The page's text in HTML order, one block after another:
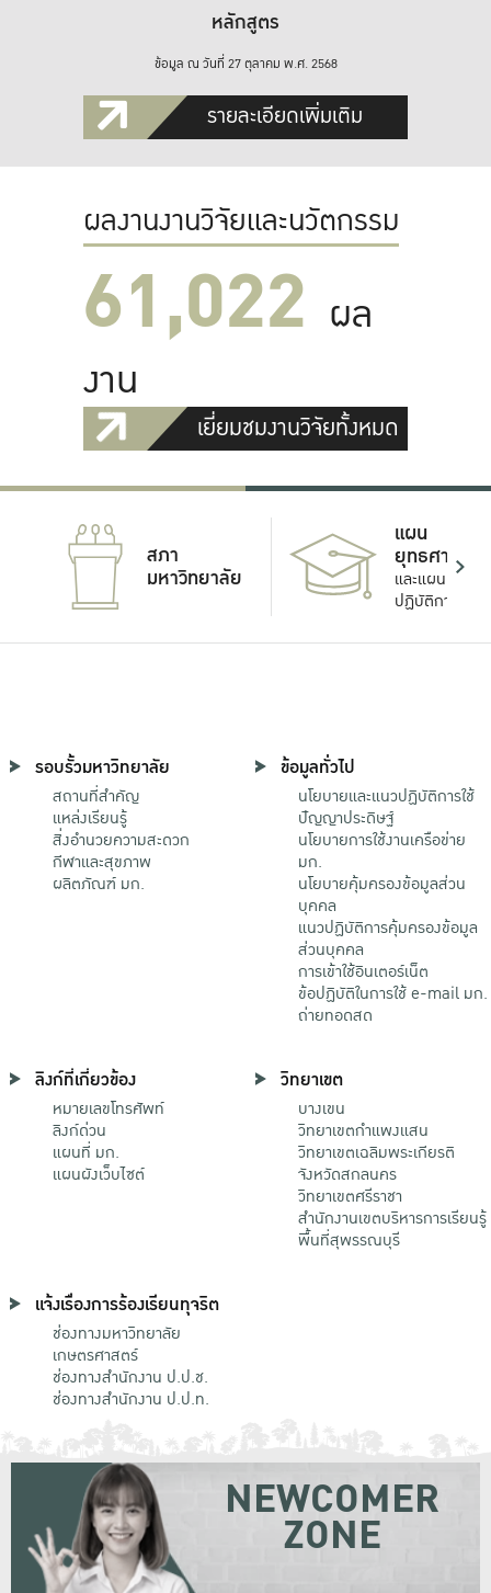
หลักสูตร
ข้อมูล ณ วันที่ 27 ตุลาคม พ.ศ. 2568
รายละเอียดเพิ่มเติม
ผลงานงานวิจัยและนวัตกรรม
61,022 ผล
งาน
เยี่ยมชมงานวิจัยทั้งหมด
สภา
มหาวิทยาลัย
แผน
ยุทธศาสตร์
และแผน
ปฏิบัติการ
รอบรั้วมหาวิทยาลัย
สถานที่สำคัญ
แหล่งเรียนรู้
สิ่งอำนวยความสะดวก
กีฬาและสุขภาพ
ผลิตภัณฑ์ มก.
ข้อมูลทั่วไป
นโยบายและแนวปฏิบัติการใช้
ปัญญาประดิษฐ์
นโยบายการใช้งานเครือข่าย
มก.
นโยบายคุ้มครองข้อมูลส่วน
บุคคล
แนวปฏิบัติการคุ้มครองข้อมูล
ส่วนบุคคล
การเข้าใช้อินเตอร์เน็ต
ข้อปฏิบัติในการใช้ e-mail มก.
ถ่ายทอดสด
ลิงก์ที่เกี่ยวข้อง
หมายเลขโทรศัพท์
ลิงก์ด่วน
แผนที่ มก.
แผนผังเว็บไซต์
วิทยาเขต
บางเขน
วิทยาเขตกําแพงแสน
วิทยาเขตเฉลิมพระเกียรติ
จังหวัดสกลนคร
วิทยาเขตศรีราชา
สำนักงานเขตบริหารการเรียนรู้
พื้นที่สุพรรณบุรี
แจ้งเรื่องการร้องเรียนทุจริต
ช่องทางมหาวิทยาลัย
เกษตรศาสตร์
ช่องทางสำนักงาน ป.ป.ช.
ช่องทางสำนักงาน ป.ป.ท.
NEWCOMER
ZONE